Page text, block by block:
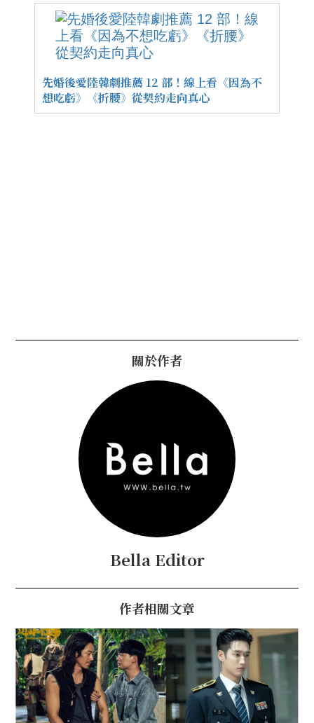
先婚後愛陸韓劇推薦 12 部！線上看《因為不
想吃虧》《折腰》從契約走向真心
關於作者
Bella Editor
作者相關文章